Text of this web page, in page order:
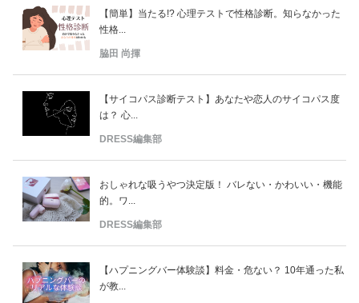
【簡単】当たる!? 心理テストで性格診断。知らなかった
性格...
脇田 尚揮
【サイコパス診断テスト】あなたや恋人のサイコパス度
は？ 心...
DRESS編集部
おしゃれな吸うやつ決定版！ バレない・かわいい・機能
的。ワ...
DRESS編集部
【ハプニングバー体験談】料金・危ない？ 10年通った私
が教...